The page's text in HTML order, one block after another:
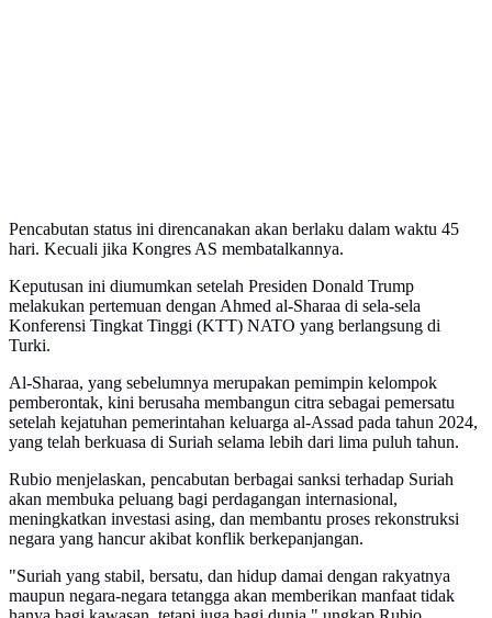
Pencabutan status ini direncanakan akan berlaku dalam waktu 45
hari. Kecuali jika Kongres AS membatalkannya.
Keputusan ini diumumkan setelah Presiden Donald Trump
melakukan pertemuan dengan Ahmed al-Sharaa di sela-sela
Konferensi Tingkat Tinggi (KTT) NATO yang berlangsung di
Turki.
Al-Sharaa, yang sebelumnya merupakan pemimpin kelompok
pemberontak, kini berusaha membangun citra sebagai pemersatu
setelah kejatuhan pemerintahan keluarga al-Assad pada tahun 2024,
yang telah berkuasa di Suriah selama lebih dari lima puluh tahun.
Rubio menjelaskan, pencabutan berbagai sanksi terhadap Suriah
akan membuka peluang bagi perdagangan internasional,
meningkatkan investasi asing, dan membantu proses rekonstruksi
negara yang hancur akibat konflik berkepanjangan.
"Suriah yang stabil, bersatu, dan hidup damai dengan rakyatnya
maupun negara-negara tetangga akan memberikan manfaat tidak